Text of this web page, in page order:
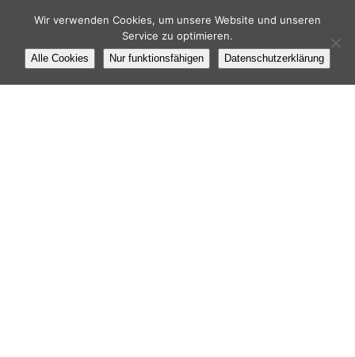
Wir verwenden Cookies, um unsere Website und unseren
Service zu optimieren.
Alle Cookies Nur funktionsfähigen Datenschutzerklärung